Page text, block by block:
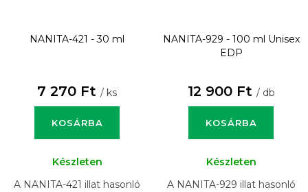
NANITA-421 - 30 ml
7 270 Ft / ks
KOSÁRBA
Készleten
A NANITA-421 illat hasonló
NANITA-929 - 100 ml Unisex
EDP
12 900 Ft / db
KOSÁRBA
Készleten
A NANITA-929 illat hasonló